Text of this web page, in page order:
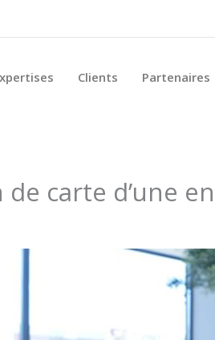
Clients Partenaires
de carte d’une